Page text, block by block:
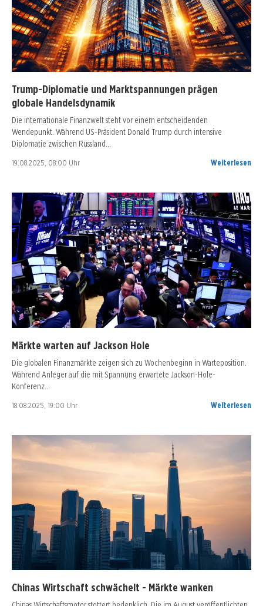
Trump-Diplomatie und Marktspannungen prägen
globale Handelsdynamik
Die internationale Finanzwelt steht vor einem entscheidenden
Wendepunkt. Während US-Präsident Donald Trump durch intensive
Diplomatie zwischen Russland…
19.08.2025, 08:00 Uhr Weiterlesen
Märkte warten auf Jackson Hole
Die globalen Finanzmärkte zeigen sich zu Wochenbeginn in Warteposition.
Während Anleger auf die mit Spannung erwartete Jackson-Hole-
Konferenz…
18.08.2025, 19:00 Uhr Weiterlesen
Chinas Wirtschaft schwächelt - Märkte wanken